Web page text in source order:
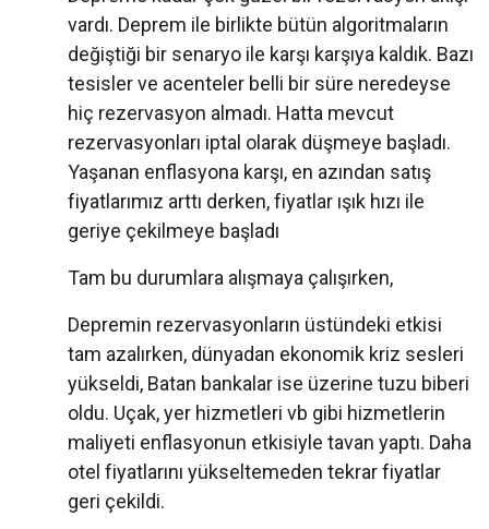
vardı. Deprem ile birlikte bütün algoritmaların
değiştiği bir senaryo ile karşı karşıya kaldık. Bazı
tesisler ve acenteler belli bir süre neredeyse
hiç rezervasyon almadı. Hatta mevcut
rezervasyonları iptal olarak düşmeye başladı.
Yaşanan enflasyona karşı, en azından satış
fiyatlarımız arttı derken, fiyatlar ışık hızı ile
geriye çekilmeye başladı
Tam bu durumlara alışmaya çalışırken,
Depremin rezervasyonların üstündeki etkisi
tam azalırken, dünyadan ekonomik kriz sesleri
yükseldi, Batan bankalar ise üzerine tuzu biberi
oldu. Uçak, yer hizmetleri vb gibi hizmetlerin
maliyeti enflasyonun etkisiyle tavan yaptı. Daha
otel fiyatlarını yükseltemeden tekrar fiyatlar
geri çekildi.